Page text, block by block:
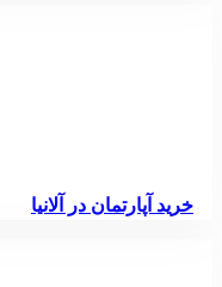
خرید آپارتمان در آلانیا